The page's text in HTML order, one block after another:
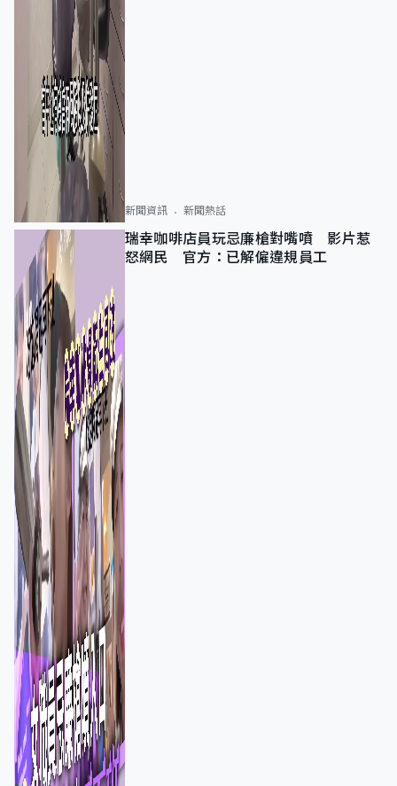
新聞資訊 新聞熱話
瑞幸咖啡店員玩忌廉槍對嘴噴 影片惹
怒網民 官方：已解僱違規員工